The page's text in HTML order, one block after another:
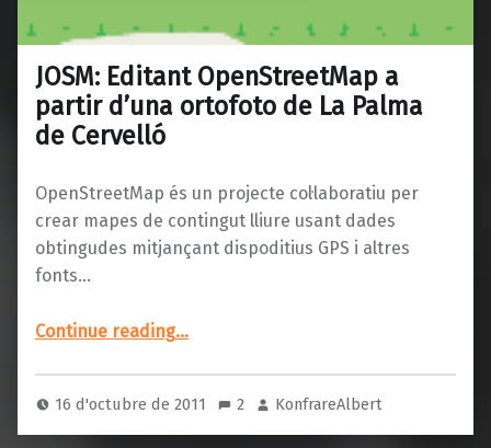
JOSM: Editant OpenStreetMap a
partir d’una ortofoto de La Palma
de Cervelló
OpenStreetMap és un projecte col·laboratiu per
crear mapes de contingut lliure usant dades
obtingudes mitjançant dispoditius GPS i altres
fonts…
Continue reading“JOSM: Editant OpenStreetMap a partir d’una ortofoto de La Palma de Cervelló”
…
16 d'octubre de 2011 2 KonfrareAlbert